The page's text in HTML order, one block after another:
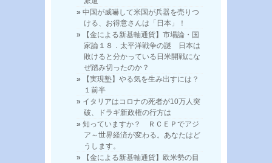
中国が威嚇して米国が兵器を売りつ
ける、お得意さんは「日本」！
【金による新基軸通貨】市場論・国
家論１８．太平洋戦争の謎 日本は
敗けると分かっている日米開戦にな
ぜ踏み切ったのか？
【実現塾】やる気を生み出すには？
１前半
イタリアはコロナの死者が10万人突
破、ドラギ新政権の行方は
知っていますか？ ＲＣＥＰでアジ
ア～世界経済が変わる。あなたはど
うします。
【金による新基軸通貨】欧米勢の目